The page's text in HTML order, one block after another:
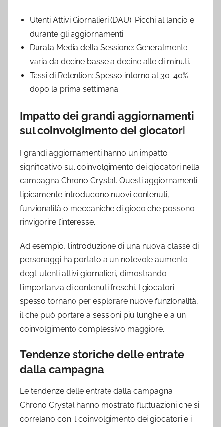
Utenti Attivi Giornalieri (DAU): Picchi al lancio e
durante gli aggiornamenti.
Durata Media della Sessione: Generalmente
varia da decine basse a decine alte di minuti.
Tassi di Retention: Spesso intorno al 30-40%
dopo la prima settimana.
Impatto dei grandi aggiornamenti
sul coinvolgimento dei giocatori
I grandi aggiornamenti hanno un impatto
significativo sul coinvolgimento dei giocatori nella
campagna Chrono Crystal. Questi aggiornamenti
tipicamente introducono nuovi contenuti,
funzionalità o meccaniche di gioco che possono
rinvigorire l’interesse.
Ad esempio, l’introduzione di una nuova classe di
personaggi ha portato a un notevole aumento
degli utenti attivi giornalieri, dimostrando
l’importanza di contenuti freschi. I giocatori
spesso tornano per esplorare nuove funzionalità,
il che può portare a sessioni più lunghe e a un
coinvolgimento complessivo maggiore.
Tendenze storiche delle entrate
dalla campagna
Le tendenze delle entrate dalla campagna
Chrono Crystal hanno mostrato fluttuazioni che si
correlano con il coinvolgimento dei giocatori e i